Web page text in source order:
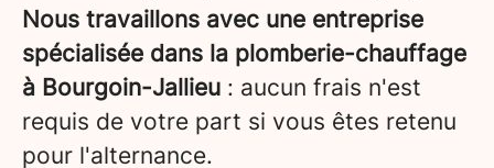
Nous travaillons avec une entreprise
spécialisée dans la plomberie-chauffage
à Bourgoin-Jallieu : aucun frais n'est
requis de votre part si vous êtes retenu
pour l'alternance.